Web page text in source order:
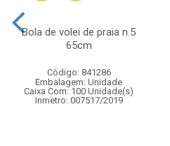
Bola de volei de praia n.5
65cm
Código: 841286
Embalagem: Unidade
Caixa Com: 100 Unidade(s)
Inmetro: 007517/2019